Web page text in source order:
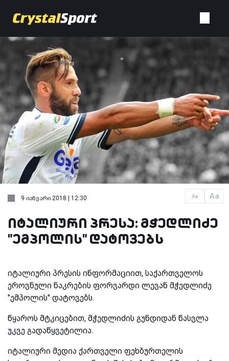
Aa Aa
9 იანვარი 2018 | 12:30
იტალიური პრესა: მჭედლიძე
"ემპოლის" დატოვებს
იტალიური პრესის ინფორმაციით, საქართველოს
ეროვნული ნაკრების ფორვარდი ლევან მჭედლიძე
"ემპოლის" დატოვებს.
წყაროს მტკიცებით, მჭედლიძის გუნდიდან წასვლა
უკვე გადაწყვეტილია.
იტალიური მედია ქართველი ფეხბურთელის